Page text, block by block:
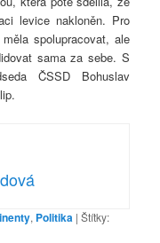
levice nakloněn. Pro
spolupracovat, ale
sama za sebe. S
ČSSD Bohuslav
, Politika |Štítky: